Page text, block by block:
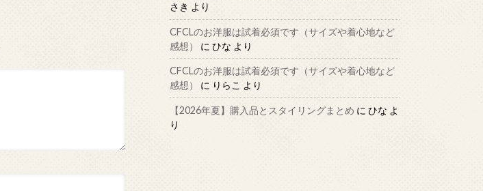
さき より
CFCLのお洋服は試着必須です（サイズや着心地など
感想）
に ひな より
CFCLのお洋服は試着必須です（サイズや着心地など
感想）
に りらこ より
【2026年夏】購入品とスタイリングまとめ に ひな よ
り